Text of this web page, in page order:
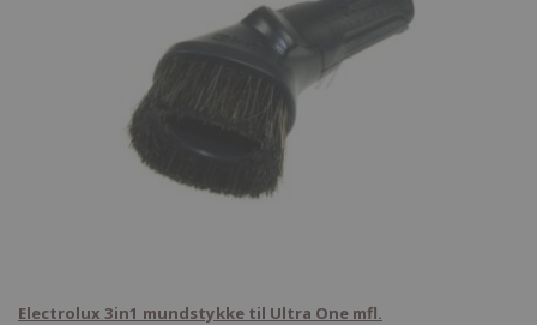
Electrolux 3in1 mundstykke til Ultra One mfl.